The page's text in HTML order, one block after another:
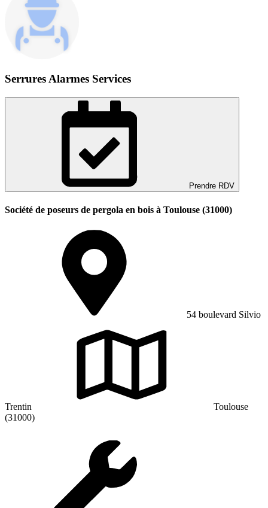
Serrures Alarmes Services
Prendre RDV
Société de poseurs de pergola en bois à Toulouse (31000)
54 boulevard Silvio
Trentin
Toulouse
(31000)